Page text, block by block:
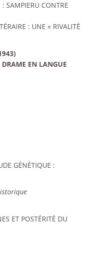
: SAMPIERU CONTRE
: UNE « RIVALITÉ
EN LANGUE
GÉNÉTIQUE :
ET POSTÉRITÉ DU